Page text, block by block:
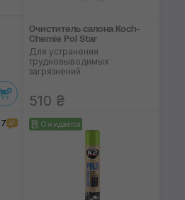
Очиститель салона Koch-
Chemie Pol Star
Для устранения
трудновыводимых
загрязнений
510 ₴
7 Ожидается